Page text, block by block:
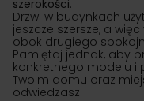
szerokości.
Drzwi w budynkach
jeszcze szersze, a
obok drugiego
Pamiętaj jednak, aby
konkretnego modelu i
Twoim domu oraz
odwiedzasz.